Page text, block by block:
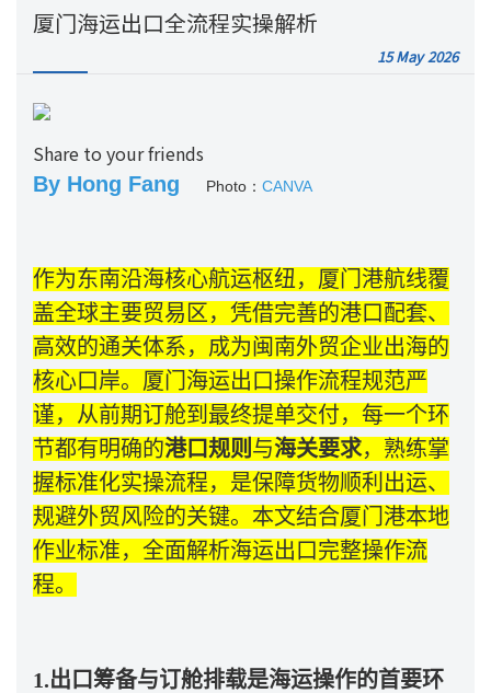
厦门海运出口全流程实操解析
15 May 2026
Share to your friends
By Hong Fang Photo： CANVA
作为东南沿海核心航运枢纽，厦门港航线覆
盖全球主要贸易区，凭借完善的港口配套、
高效的通关体系，成为闽南外贸企业出海的
核心口岸。厦门海运出口操作流程规范严
谨，从前期订舱到最终提单交付，每一个环
节都有明确的港口规则 与海关要求，熟练掌
握标准化实操流程，是保障货物顺利出运、
规避外贸风险的关键。本文结合厦门港本地
作业标准，全面解析海运出口完整操作流
程。
1.出口筹备与订舱排载是海运操作的首要环